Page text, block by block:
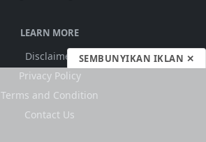
LEARN MORE
Disclaimer
Privacy Policy
Terms and Condition
Contact Us
SEMBUNYIKAN IKLAN ✕